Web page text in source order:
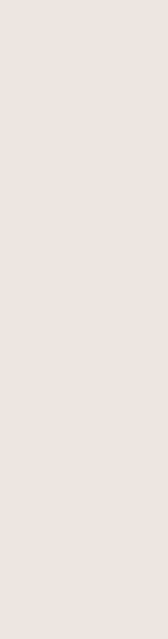
för att skydda huden och
är jäst pawpaw, frukten från
- bellapierre - lfbeautybox -